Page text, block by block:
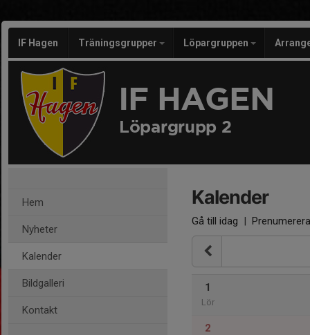
IF Hagen Träningsgrupper Löpargruppen
IF HAGEN
Löpargrupp 2
Hem
Nyheter
Kalender
Bildgalleri
Kontakt
Kalender
Gå till idag | Prenumerera
1
Lör
2